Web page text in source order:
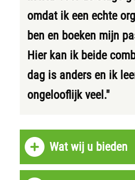
omdat ik een echte
ben en boeken mijn
Hier kan ik beide
dag is anders en ik
ongelooflijk veel."
Wat wij u bieden